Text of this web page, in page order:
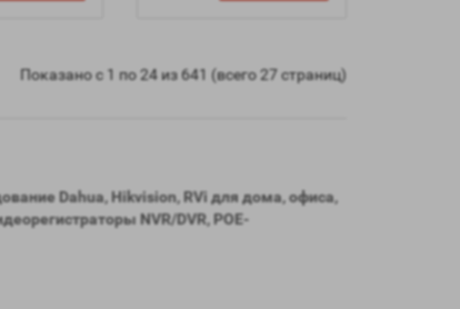
Показано с 1 по 24 из 641 (всего 27 страниц)
Dahua, Hikvision, RVi для дома, офиса,
NVR/DVR, POE-